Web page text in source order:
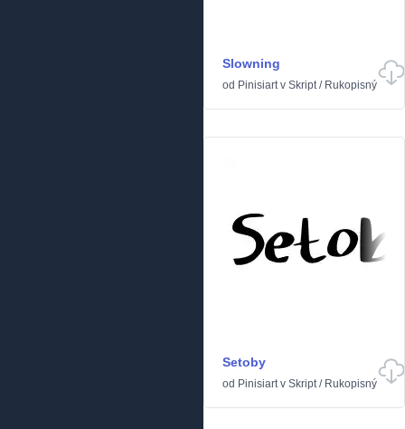
Slowning
od Pinisiartv Skript/ Rukopisný
Setoby
od Pinisiartv Skript/ Rukopisný